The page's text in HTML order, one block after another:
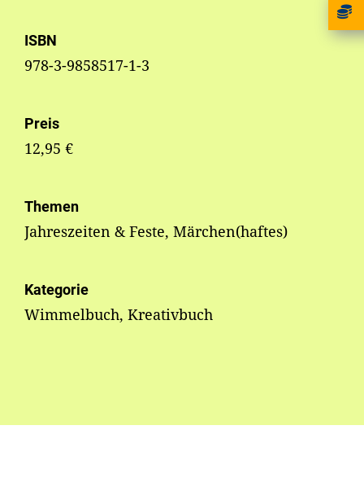
ISBN
978-3-9858517-1-3
Preis
12,95 €
Themen
Jahreszeiten & Feste, Märchen(haftes)
Kategorie
Wimmelbuch, Kreativbuch